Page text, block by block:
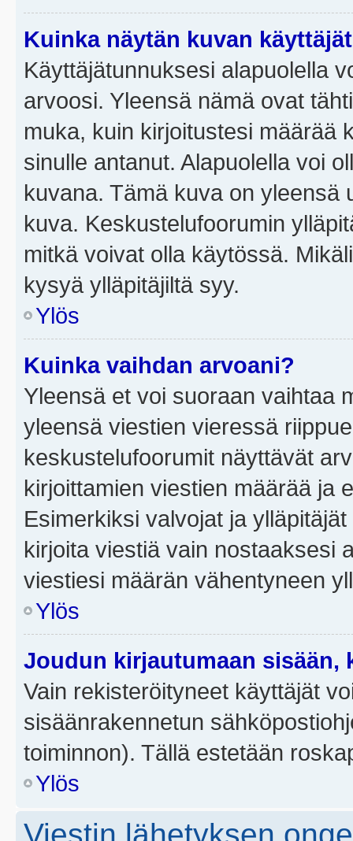
Kuinka näytän kuvan
Käyttäjätunnuksesi alapuolella
arvoosi. Yleensä nämä ovat
muka, kuin kirjoitustesi määrää
sinulle antanut. Alapuolella voi
kuvana. Tämä kuva on yleensä
kuva. Keskustelufoorumin
mitkä voivat olla käytössä.
kysyä ylläpitäjiltä syy.
Ylös
Kuinka vaihdan arvoani?
Yleensä et voi suoraan vaihtaa
yleensä viestien vieressä
keskustelufoorumit näyttävät
kirjoittamien viestien määrää ja
Esimerkiksi valvojat ja
kirjoita viestiä vain nostaaksesi
viestiesi määrän vähentyneen
Ylös
Joudun kirjautumaan sisään,
Vain rekisteröityneet käyttäjät
sisäänrakennetun
toiminnon). Tällä estetään
Ylös